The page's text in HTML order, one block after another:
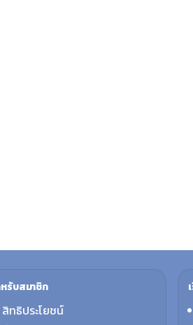
รับสมาชิก
สิทธิประโยชน์